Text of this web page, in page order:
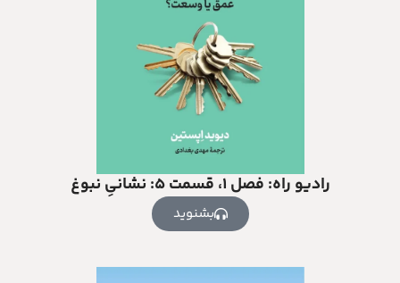
رادیو راه: فصل ۱، قسمت ۵: نشانیِ نبوغ
بشنوید